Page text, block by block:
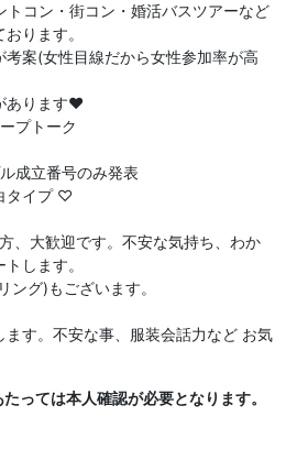
トコン・街コン・婚活バスツアーなど
ります。
案(女性目線だから女性参加率が高
あります❤︎
プトーク
成立番号のみ発表
タイプ ♡
、大歓迎です。不安な気持ち、わか
します。
ング)もございます。
ます。不安な事、服装会話力など お気
っては本人確認が必要となります。